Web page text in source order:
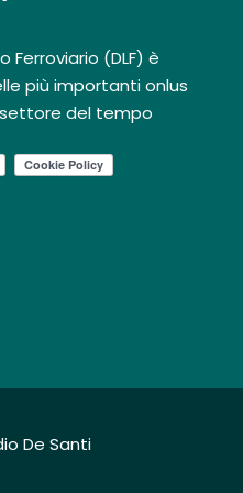
Ferroviario (DLF) è
più importanti onlus
del tempo
De Santi